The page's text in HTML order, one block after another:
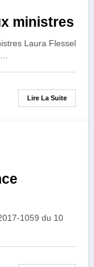
ministres
Laura Flessel
Lire La Suite
1059 du 10